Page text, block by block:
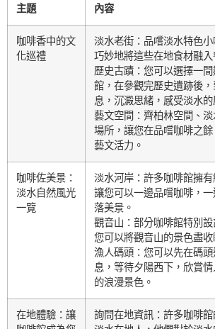
主題 內容
咖啡香中的文
化巡禮
淡水老街：品嚐淡水特色
巧妙地將這些在地食材融入
歷史古蹟：您可以選擇一
館，在參觀完歷史遺跡後
息，沉澱思緒，感受淡水的
藝文空間：齊柏林空間、
場所，讓您在品嚐咖啡之
藝文活力。
咖啡佐美景：
淡水自然風光
一覽
淡水河岸：許多咖啡館擁有
讓您可以一邊品嚐咖啡，
落美景。
觀音山：部分咖啡館特別
您可以將觀音山的景色盡收
漁人碼頭：您可以先在碼
息，等待夕陽西下，欣賞
的浪漫景色。
在地體驗：讓
詢問在地資訊：許多咖啡